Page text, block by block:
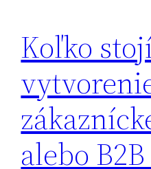
Koľko
alebo